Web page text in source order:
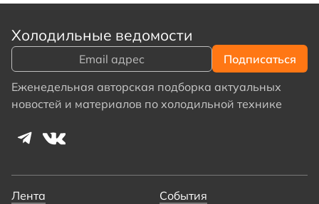
Холодильные ведомости
Еженедельная авторская подборка актуальных
новостей и материалов по холодильной технике
Лента События